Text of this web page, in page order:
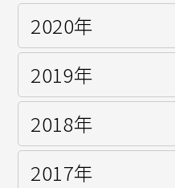
スーパー耐久 ST-Xクラス
リーズチャンピオン(富士
ン2勝)
SUPER GT GT300クラス
弟コンビで挑戦)(TEAM
スーパー耐久 ST-3クラス
24時間レース クラス優勝
2020年
FIA-F4 JAPANESE
ング2位(シーズン1勝)
2019年
FIA-F4 JAPANESE
ング4位(表彰台3回)
2018年
FIA-F4 JAPANESE
2017年